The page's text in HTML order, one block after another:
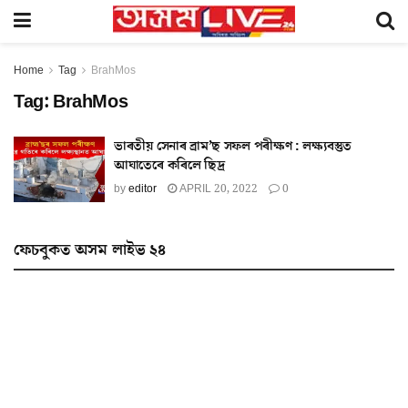
Home Tag BrahMos
Tag: BrahMos
ভাৰতীয় সেনাৰ ব্ৰাম’ছ সফল পৰীক্ষণ : লক্ষ্যবস্তুত
আঘাতেৰে কৰিলে ছিদ্ৰ
byeditor APRIL 20, 2022 0
ফেচবুকত অসম লাইভ ২৪